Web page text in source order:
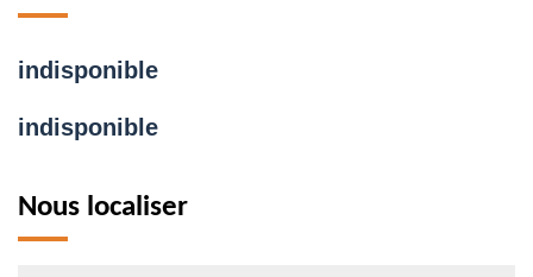
indisponible
indisponible
Nous localiser